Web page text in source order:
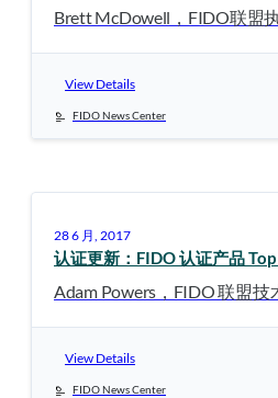
Brett McDowell，FIDO联盟
View Details
FIDO News Center
28 6 月, 2017
认证更新：FIDO 认证产品
Adam Powers，FIDO 联盟技
View Details
FIDO News Center